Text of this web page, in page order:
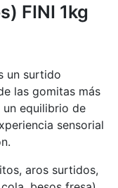
FINI 1kg
un surtido
las gomitas más
un equilibrio de
sensorial
aros surtidos,